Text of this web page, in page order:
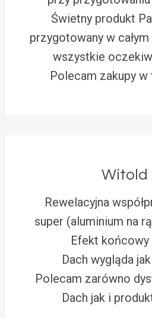
Świetny produkt
przygotowany w całym
wszystkie
Polecam zakupy w
Witold
Rewelacyjna
super (aluminium na
Efekt końcowy
Dach wygląda
Polecam zarówno
Dach jak i